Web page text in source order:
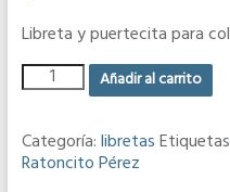
Libreta y puertecita para
Añadir al carrito
Categoría:libretas
Ratoncito Pérez